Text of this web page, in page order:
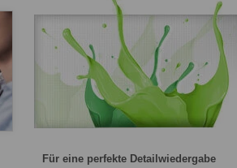
Für eine perfekte Detailwiedergabe